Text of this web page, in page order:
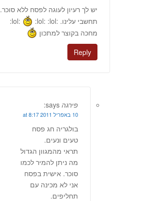
יש לך רעיון לעוגה לפסח ללא סוכר.
תחשבי עלינו. :lol:
:lol: :lol:
מחכה בקוצר למתכון
Reply
פירגה says:
10 באפריל 2011 at 8:17
בולגריה חג פסח
טעים ונעים.
תראי מהמגוון הגדול
מה ניתן להמיר לכמו
סוכר. אישית בפסח
אני לא מכינה עם
תחליפים.